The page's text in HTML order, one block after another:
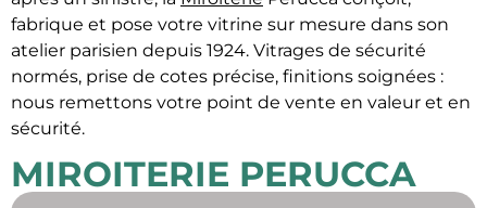
fabrique et pose votre vitrine sur mesure dans son
atelier parisien depuis 1924. Vitrages de sécurité
normés, prise de cotes précise, finitions soignées :
nous remettons votre point de vente en valeur et en
sécurité.
MIROITERIE PERUCCA